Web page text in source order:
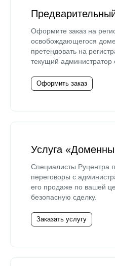
Оформите заказ на
освобождающегося
претендовать на
текущий администратор
Оформить заказ
Услуга
Специалисты Руцентра
переговоры с
его продаже по вашей
безопасную сделку.
Заказать услугу